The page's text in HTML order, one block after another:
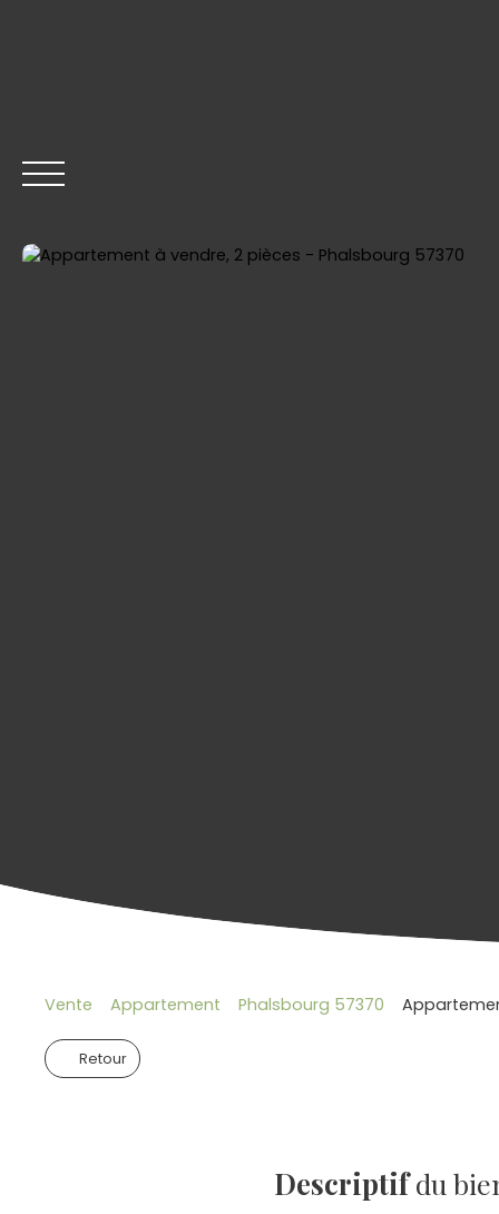
Vente Appartement Phalsbourg 57370
Retour
Descriptifdu